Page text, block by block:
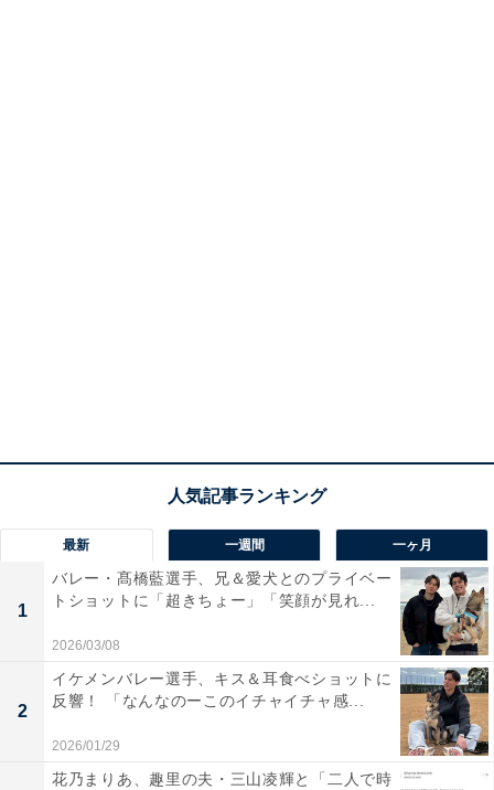
最新 一週間 一ヶ月
1
バレー・髙橋藍選手、兄＆愛犬とのプライベー
トショットに「超きちょー」「笑顔が見れ...
2026/03/08
2
イケメンバレー選手、キス＆耳食べショットに
反響！ 「なんなのーこのイチャイチャ感...
2026/01/29
花乃まりあ、趣里の夫・三山凌輝と「二人で時